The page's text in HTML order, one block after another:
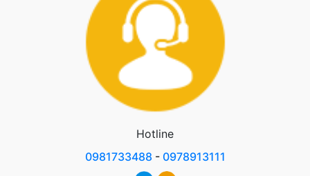
Hotline
0981733488- 0978913111